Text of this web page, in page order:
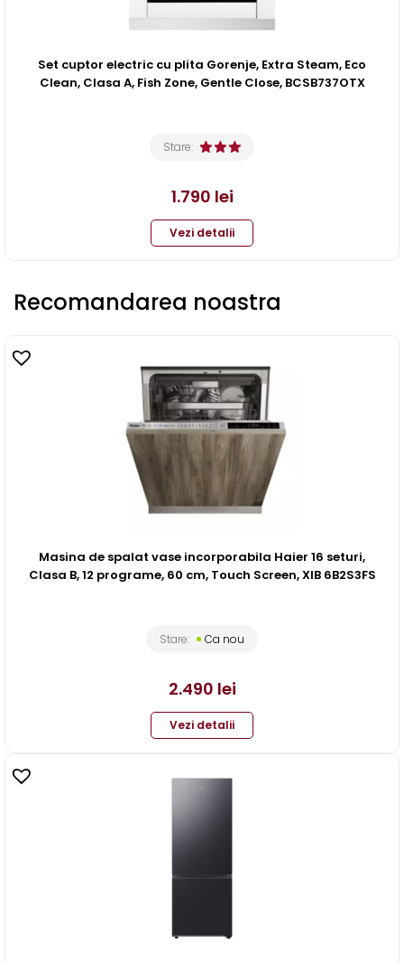
Set cuptor electric cu plita Gorenje, Extra Steam, Eco
Clean, Clasa A, Fish Zone, Gentle Close, BCSB737OTX
Stare:
1.790 lei
Vezi detalii
Recomandarea noastra
Masina de spalat vase incorporabila Haier 16 seturi,
Clasa B, 12 programe, 60 cm, Touch Screen, XIB 6B2S3FS
Stare: Ca nou
2.490 lei
Vezi detalii